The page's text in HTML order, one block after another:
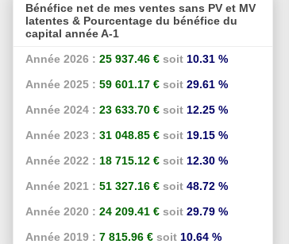
Bénéfice net de mes ventes sans PV et MV
latentes & Pourcentage du bénéfice du
capital année A-1
Année 2026 : 25 937.46 € soit 10.31 %
Année 2025 : 59 601.17 € soit 29.61 %
Année 2024 : 23 633.70 € soit 12.25 %
Année 2023 : 31 048.85 € soit 19.15 %
Année 2022 : 18 715.12 € soit 12.30 %
Année 2021 : 51 327.16 € soit 48.72 %
Année 2020 : 24 209.41 € soit 29.79 %
Année 2019 : 7 815.96 € soit 10.64 %